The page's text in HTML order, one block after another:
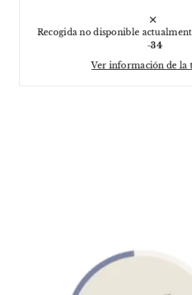
Recogida no disponible
-34
Ver información de la